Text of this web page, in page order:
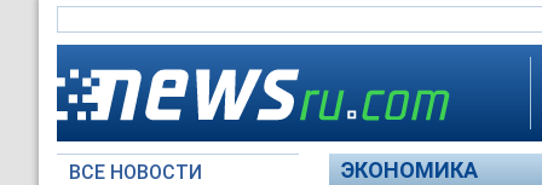
ВСЕ НОВОСТИ
ЭКОНОМИКА